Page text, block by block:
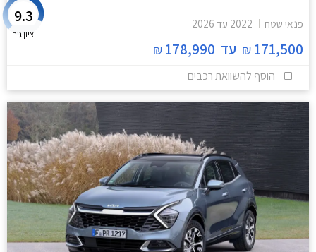
פנאי שטח 2022 עד 2026
171,500
₪ עד 178,990
₪
9.3
ציון גיר
הוסף להשוואת רכבים